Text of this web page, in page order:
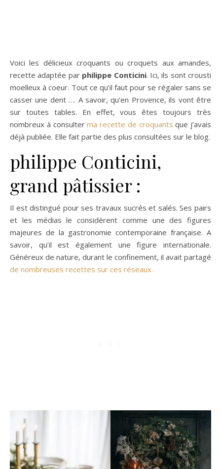
Voici les délicieux croquants ou croquets aux amandes,
recette adaptée par philippe Conticini. Ici, ils sont crousti
moelleux à coeur. Tout ce qu’il faut pour se régaler sans se
casser une dent …. A savoir, qu’en Provence, ils vont être
sur toutes tables. En effet, vous êtes toujours très
nombreux à consulterma recette de croquants que j’avais
déjà publiée. Elle fait partie des plus consultées sur le blog.
philippe Conticini,
grand pâtissier :
Il est distingué pour ses travaux sucrés et salés. Ses pairs
et les médias le considèrent comme une des figures
majeures de la gastronomie contemporaine française. A
savoir, qu’il est également une figure internationale.
Généreux de nature, durant le confinement, il avait partagé
de nombreuses recettes sur ces réseaux.